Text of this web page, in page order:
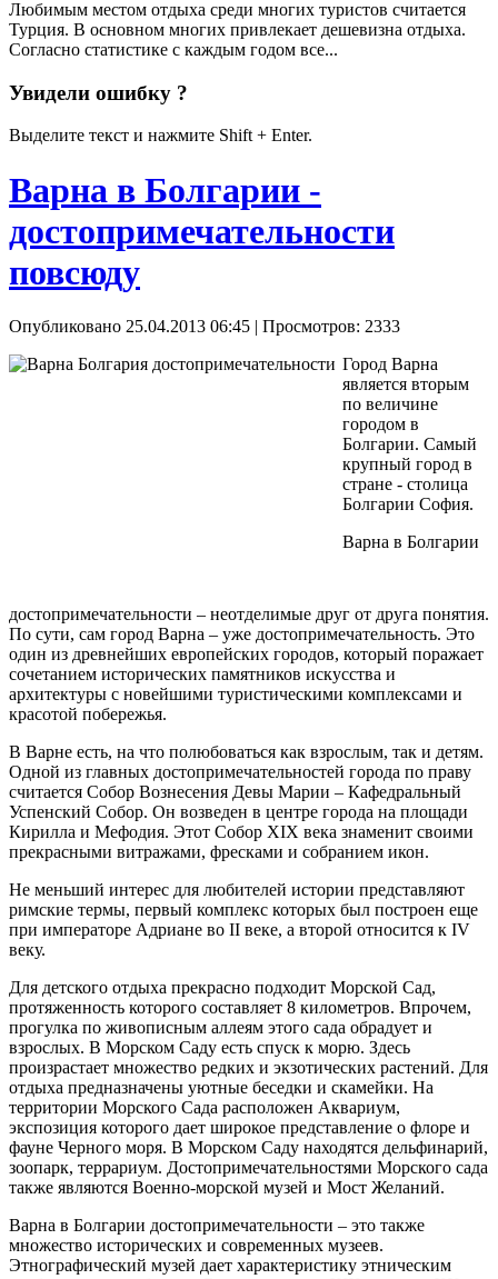
Любимым местом отдыха среди многих туристов считается
Турция. В основном многих привлекает дешевизна отдыха.
Согласно статистике с каждым годом все...
Увидели ошибку ?
Выделите текст и нажмите Shift + Enter.
Варна в Болгарии -
достопримечательности
повсюду
Опубликовано 25.04.2013 06:45 | Просмотров: 2333
Город Варна
является вторым
по величине
городом в
Болгарии. Самый
крупный город в
стране - столица
Болгарии София.
Варна в Болгарии
достопримечательности – неотделимые друг от друга понятия.
По сути, сам город Варна – уже достопримечательность. Это
один из древнейших европейских городов, который поражает
сочетанием исторических памятников искусства и
архитектуры с новейшими туристическими комплексами и
красотой побережья.
В Варне есть, на что полюбоваться как взрослым, так и детям.
Одной из главных достопримечательностей города по праву
считается Собор Вознесения Девы Марии – Кафедральный
Успенский Собор. Он возведен в центре города на площади
Кирилла и Мефодия. Этот Собор XIX века знаменит своими
прекрасными витражами, фресками и собранием икон.
Не меньший интерес для любителей истории представляют
римские термы, первый комплекс которых был построен еще
при императоре Адриане во II веке, а второй относится к IV
веку.
Для детского отдыха прекрасно подходит Морской Сад,
протяженность которого составляет 8 километров. Впрочем,
прогулка по живописным аллеям этого сада обрадует и
взрослых. В Морском Саду есть спуск к морю. Здесь
произрастает множество редких и экзотических растений. Для
отдыха предназначены уютные беседки и скамейки. На
территории Морского Сада расположен Аквариум,
экспозиция которого дает широкое представление о флоре и
фауне Черного моря. В Морском Саду находятся дельфинарий,
зоопарк, террариум. Достопримечательностями Морского сада
также являются Военно-морской музей и Мост Желаний.
Варна в Болгарии достопримечательности – это также
множество исторических и современных музеев.
Этнографический музей дает характеристику этническим